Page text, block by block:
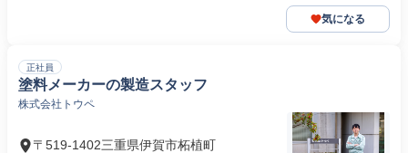
気になる
正社員
塗料メーカーの製造スタッフ
株式会社トウペ
〒519-1402三重県伊賀市柘植町